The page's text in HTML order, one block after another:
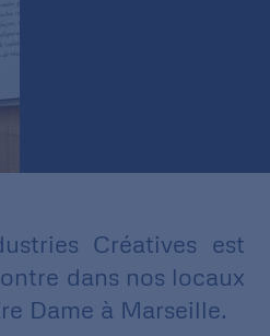
Créatives est
dans nos locaux
Dame à Marseille.